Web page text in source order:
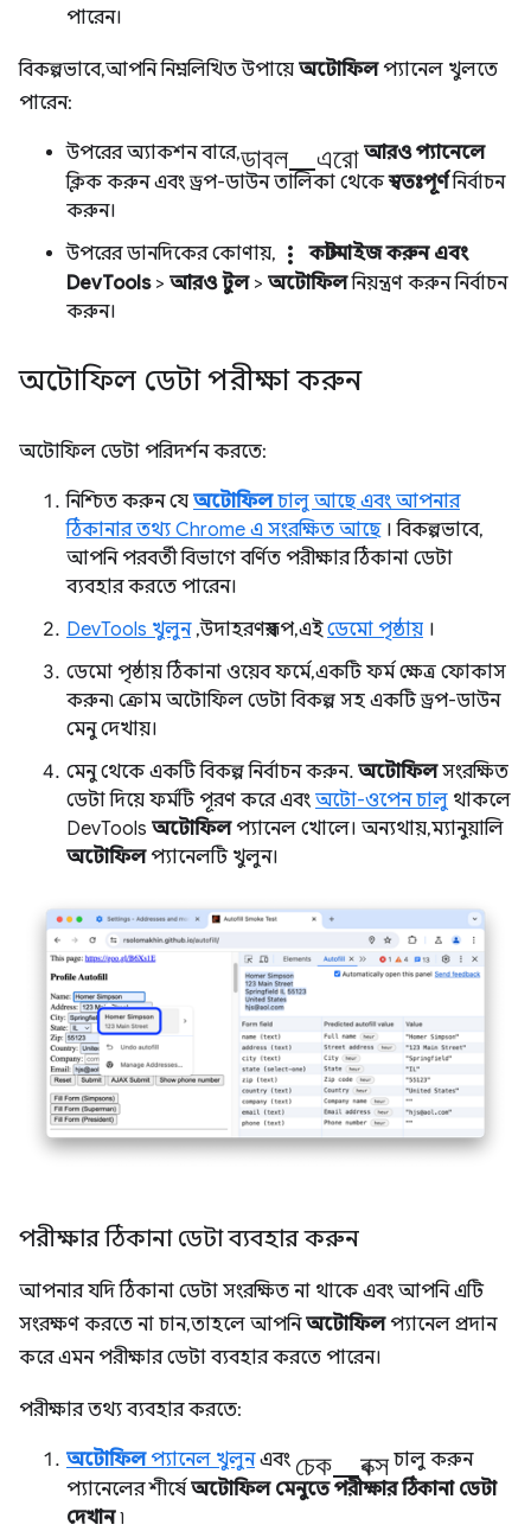
পারেন।
বিকল্পভাবে, আপনি নিম্নলিখিত উপায়ে অটোফিলপ্যানেল খুলতে
পারেন:
উপরের অ্যাকশন বারে,ডাবল_এরো আরও প্যানেলে
ক্লিক করুন এবং ড্রপ-ডাউন তালিকা থেকেস্বতঃপূর্ণনির্বাচন
করুন।
উপরের ডানদিকের কোণায়, more_vert
কাস্টমাইজ করুন এবং
DevTools> আরও টুল> অটোফিলনিয়ন্ত্রণ করুন নির্বাচন
করুন।
অটোফিল ডেটা পরীক্ষা করুন
অটোফিল ডেটা পরিদর্শন করতে:
নিশ্চিত করুন যে অটোফিলচালু আছে এবং আপনার
ঠিকানার তথ্য Chrome এ সংরক্ষিত আছে। বিকল্পভাবে,
আপনি পরবর্তী বিভাগে বর্ণিত পরীক্ষার ঠিকানা ডেটা
ব্যবহার করতে পারেন।
DevTools খুলুন, উদাহরণস্বরূপ, এইডেমো পৃষ্ঠায় ।
ডেমো পৃষ্ঠায় ঠিকানা ওয়েব ফর্মে, একটি ফর্ম ক্ষেত্র ফোকাস
করুন৷ ক্রোম অটোফিল ডেটা বিকল্প সহ একটি ড্রপ-ডাউন
মেনু দেখায়।
মেনু থেকে একটি বিকল্প নির্বাচন করুন. অটোফিলসংরক্ষিত
ডেটা দিয়ে ফর্মটি পূরণ করে এবং অটো-ওপেন চালু থাকলে
DevTools অটোফিলপ্যানেল খোলে। অন্যথায়, ম্যানুয়ালি
অটোফিলপ্যানেলটি খুলুন।
পরীক্ষার ঠিকানা ডেটা ব্যবহার করুন
আপনার যদি ঠিকানা ডেটা সংরক্ষিত না থাকে এবং আপনি এটি
সংরক্ষণ করতে না চান, তাহলে আপনিঅটোফিলপ্যানেল প্রদান
করে এমন পরীক্ষার ডেটা ব্যবহার করতে পারেন।
পরীক্ষার তথ্য ব্যবহার করতে:
অটোফিলপ্যানেল খুলুনএবং চেক_বক্সচালু করুন
প্যানেলের শীর্ষে অটোফিল মেনুতে পরীক্ষার ঠিকানা ডেটা
দেখান৷